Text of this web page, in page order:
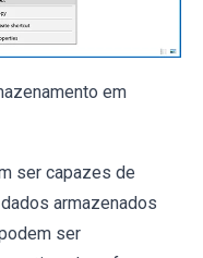
em
ser capazes de
armazenados
ser